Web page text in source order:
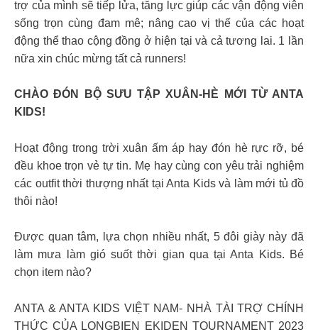
trợ của mình sẽ tiếp lửa, tăng lực giúp các vận động viên
sống trọn cùng đam mê; nâng cao vị thế của các hoạt
động thể thao cộng đồng ở hiện tại và cả tương lai. 1 lần
nữa xin chúc mừng tất cả runners!
CHÀO ĐÓN BỘ SƯU TẬP XUÂN-HÈ MỚI TỪ ANTA
KIDS!
Hoạt động trong trời xuân ấm áp hay đón hè rực rỡ, bé
đều khoe trọn vẻ tự tin. Mẹ hay cùng con yêu trải nghiệm
các outfit thời thượng nhất tại Anta Kids và làm mới tủ đồ
thôi nào!
Được quan tâm, lựa chọn nhiều nhất, 5 đôi giày này đã
làm mưa làm gió suốt thời gian qua tại Anta Kids. Bé
chọn item nào?
ANTA & ANTA KIDS VIỆT NAM- NHÀ TÀI TRỢ CHÍNH
THỨC CỦA LONGBIEN EKIDEN TOURNAMENT 2023